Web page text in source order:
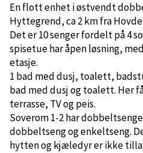
En flott enhet i østvendt
Hyttegrend, ca 2 km fra
Det er 10 senger fordelt på 4
spisetue har åpen løsning,
etasje.
1 bad med dusj, toalett,
bad med dusj og toalett. Her
terrasse, TV og peis.
Soverom 1-2 har
dobbeltseng og enkeltseng.
hytten og kjæledyr er ikke